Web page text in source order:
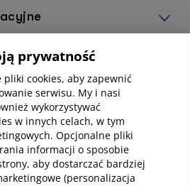
online
Kup online
mobilną
prywatność
cookies, aby zapewnić
serwisu. My i nasi
wykorzystywać
w innych celach, w tym
Opcjonalne pliki
informacji o sposobie
aby dostarczać bardziej
(personalizacja